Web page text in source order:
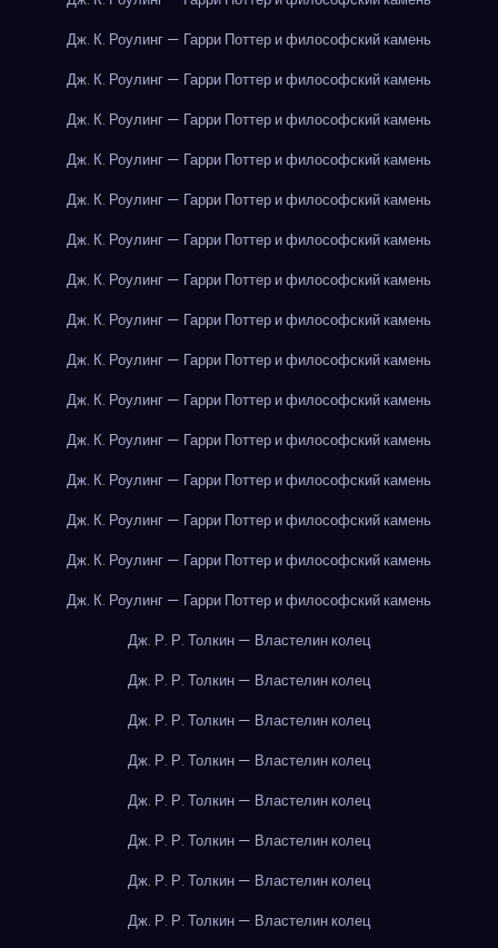
Дж. К. Роулинг — Гарри Поттер и философский камень
Дж. К. Роулинг — Гарри Поттер и философский камень
Дж. К. Роулинг — Гарри Поттер и философский камень
Дж. К. Роулинг — Гарри Поттер и философский камень
Дж. К. Роулинг — Гарри Поттер и философский камень
Дж. К. Роулинг — Гарри Поттер и философский камень
Дж. К. Роулинг — Гарри Поттер и философский камень
Дж. К. Роулинг — Гарри Поттер и философский камень
Дж. К. Роулинг — Гарри Поттер и философский камень
Дж. К. Роулинг — Гарри Поттер и философский камень
Дж. К. Роулинг — Гарри Поттер и философский камень
Дж. К. Роулинг — Гарри Поттер и философский камень
Дж. К. Роулинг — Гарри Поттер и философский камень
Дж. К. Роулинг — Гарри Поттер и философский камень
Дж. К. Роулинг — Гарри Поттер и философский камень
Дж. Р. Р. Толкин — Властелин колец
Дж. Р. Р. Толкин — Властелин колец
Дж. Р. Р. Толкин — Властелин колец
Дж. Р. Р. Толкин — Властелин колец
Дж. Р. Р. Толкин — Властелин колец
Дж. Р. Р. Толкин — Властелин колец
Дж. Р. Р. Толкин — Властелин колец
Дж. Р. Р. Толкин — Властелин колец